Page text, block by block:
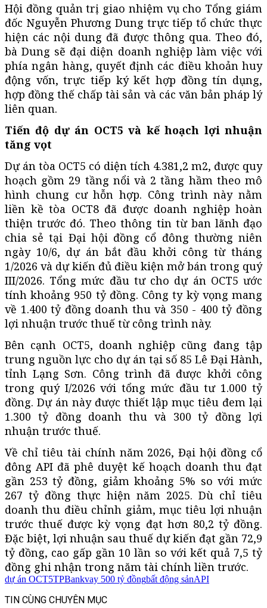
Hội đồng quản trị giao nhiệm vụ cho Tổng giám
đốc Nguyễn Phương Dung trực tiếp tổ chức thực
hiện các nội dung đã được thông qua. Theo đó,
bà Dung sẽ đại diện doanh nghiệp làm việc với
phía ngân hàng, quyết định các điều khoản huy
động vốn, trực tiếp ký kết hợp đồng tín dụng,
hợp đồng thế chấp tài sản và các văn bản pháp lý
liên quan.
Tiến độ dự án OCT5 và kế hoạch lợi nhuận
tăng vọt
Dự án tòa OCT5 có diện tích 4.381,2 m2, được quy
hoạch gồm 29 tầng nổi và 2 tầng hầm theo mô
hình chung cư hỗn hợp. Công trình này nằm
liền kề tòa OCT8 đã được doanh nghiệp hoàn
thiện trước đó. Theo thông tin từ ban lãnh đạo
chia sẻ tại Đại hội đồng cổ đông thường niên
ngày 10/6, dự án bắt đầu khởi công từ tháng
1/2026 và dự kiến đủ điều kiện mở bán trong quý
III/2026. Tổng mức đầu tư cho dự án OCT5 ước
tính khoảng 950 tỷ đồng. Công ty kỳ vọng mang
về 1.400 tỷ đồng doanh thu và 350 - 400 tỷ đồng
lợi nhuận trước thuế từ công trình này.
Bên cạnh OCT5, doanh nghiệp cũng đang tập
trung nguồn lực cho dự án tại số 85 Lê Đại Hành,
tỉnh Lạng Sơn. Công trình đã được khởi công
trong quý I/2026 với tổng mức đầu tư 1.000 tỷ
đồng. Dự án này được thiết lập mục tiêu đem lại
1.300 tỷ đồng doanh thu và 300 tỷ đồng lợi
nhuận trước thuế.
Về chỉ tiêu tài chính năm 2026, Đại hội đồng cổ
đông API đã phê duyệt kế hoạch doanh thu đạt
gần 253 tỷ đồng, giảm khoảng 5% so với mức
267 tỷ đồng thực hiện năm 2025. Dù chỉ tiêu
doanh thu điều chỉnh giảm, mục tiêu lợi nhuận
trước thuế được kỳ vọng đạt hơn 80,2 tỷ đồng.
Đặc biệt, lợi nhuận sau thuế dự kiến đạt gần 72,9
tỷ đồng, cao gấp gần 10 lần so với kết quả 7,5 tỷ
đồng ghi nhận trong năm tài chính liền trước.
dự án OCT5TPBankvay 500 tỷ đồngbất động sảnAPI
TIN CÙNG CHUYÊN MỤC